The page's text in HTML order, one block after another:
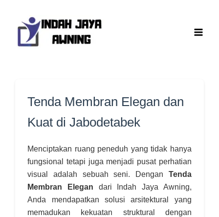
konten
Tenda Membran Elegan dan
Kuat di Jabodetabek
Menciptakan ruang peneduh yang tidak hanya
fungsional tetapi juga menjadi pusat perhatian
visual adalah sebuah seni. Dengan Tenda
Membran Elegan dari Indah Jaya Awning,
Anda mendapatkan solusi arsitektural yang
memadukan kekuatan struktural dengan